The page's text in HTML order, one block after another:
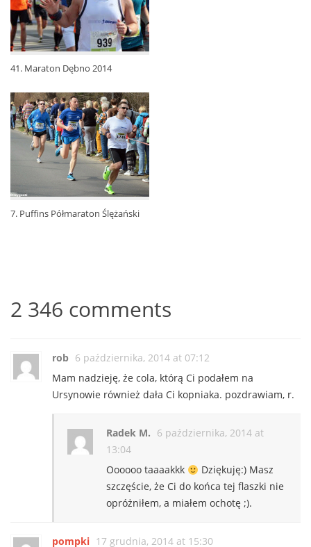
41. Maraton Dębno 2014
7. Puffins Półmaraton Ślężański
2 346 comments
rob 6 października, 2014 at 07:12
Mam nadzieję, że cola, którą Ci podałem na
Ursynowie również dała Ci kopniaka. pozdrawiam, r.
Radek M. 6 października, 2014 at
13:04
Oooooo taaaakkk
Dziękuję:) Masz
szczęście, że Ci do końca tej flaszki nie
opróżniłem, a miałem ochotę ;).
pompki 17 grudnia, 2014 at 15:30